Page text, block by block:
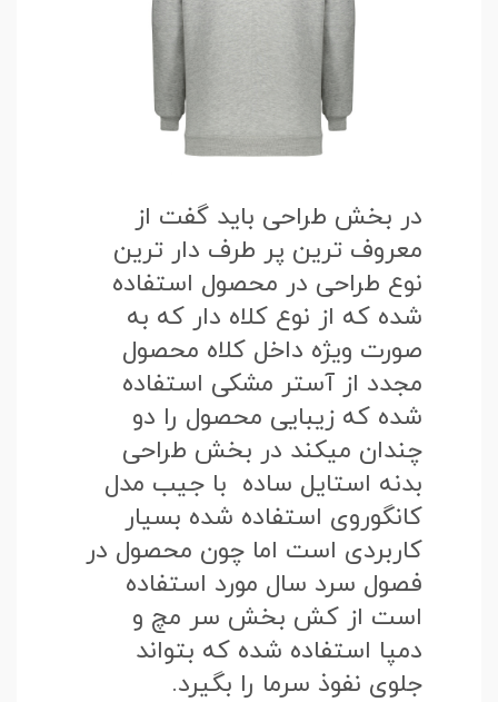
در بخش طراحی باید گفت از
معروف ترین پر طرف دار ترین
نوع طراحی در محصول استفاده
شده که از نوع کلاه دار که به
صورت ویژه داخل کلاه محصول
مجدد از آستر مشکی استفاده
شده که زیبایی محصول را دو
چندان میکند در بخش طراحی
بدنه استایل ساده با جیب مدل
کانگوروی استفاده شده بسیار
کاربردی است اما چون محصول در
فصول سرد سال مورد استفاده
است از کش بخش سر مچ و
دمپا استفاده شده که بتواند
جلوی نفوذ سرما را بگیرد.